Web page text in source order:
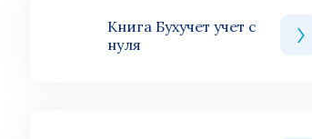
Книга Бухучет учет с
нуля